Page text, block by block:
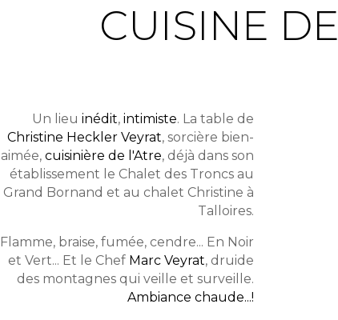
CUISINE DE
Un lieu inédit, intimiste. La table de
Christine Heckler Veyrat, sorcière bien-
aimée, cuisinière de l'Atre, déjà dans son
établissement le Chalet des Troncs au
Grand Bornand et au chalet Christine à
Talloires.
Flamme, braise, fumée, cendre... En Noir
et Vert... Et le Chef Marc Veyrat, druide
des montagnes qui veille et surveille.
Ambiance chaude...!